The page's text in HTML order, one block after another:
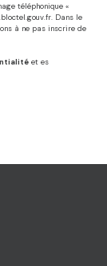
téléphonique «
. Dans le
à ne pas inscrire de
et es